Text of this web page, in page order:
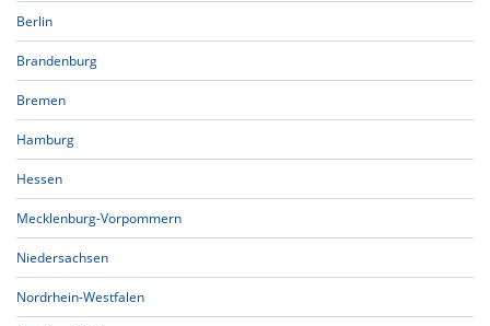
Berlin
Brandenburg
Bremen
Hamburg
Hessen
Mecklenburg-Vorpommern
Niedersachsen
Nordrhein-Westfalen